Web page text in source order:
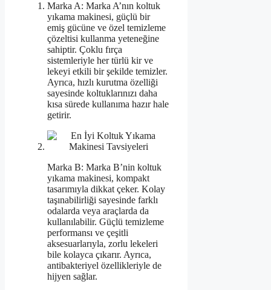
Marka A: Marka A’nın koltuk
yıkama makinesi, güçlü bir
emiş gücüne ve özel temizleme
çözeltisi kullanma yeteneğine
sahiptir. Çoklu fırça
sistemleriyle her türlü kir ve
lekeyi etkili bir şekilde temizler.
Ayrıca, hızlı kurutma özelliği
sayesinde koltuklarınızı daha
kısa sürede kullanıma hazır hale
getirir.
Marka B: Marka B’nin koltuk
yıkama makinesi, kompakt
tasarımıyla dikkat çeker. Kolay
taşınabilirliği sayesinde farklı
odalarda veya araçlarda da
kullanılabilir. Güçlü temizleme
performansı ve çeşitli
aksesuarlarıyla, zorlu lekeleri
bile kolayca çıkarır. Ayrıca,
antibakteriyel özellikleriyle de
hijyen sağlar.